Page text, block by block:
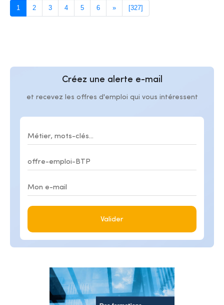
1 2 3 4 5 6 » [327]
Créez une alerte e-mail
et recevez les offres d'emploi qui vous intéressent
Valider